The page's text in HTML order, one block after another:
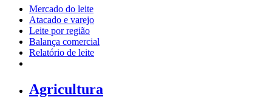
Mercado do leite
Atacado e varejo
Leite por região
Balança comercial
Relatório de leite
Agricultura